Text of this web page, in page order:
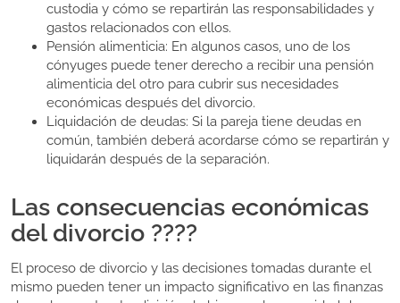
custodia y cómo se repartirán las responsabilidades y
gastos relacionados con ellos.
Pensión alimenticia: En algunos casos, uno de los
cónyuges puede tener derecho a recibir una pensión
alimenticia del otro para cubrir sus necesidades
económicas después del divorcio.
Liquidación de deudas: Si la pareja tiene deudas en
común, también deberá acordarse cómo se repartirán y
liquidarán después de la separación.
Las consecuencias económicas
del divorcio ????
El proceso de divorcio y las decisiones tomadas durante el
mismo pueden tener un impacto significativo en las finanzas